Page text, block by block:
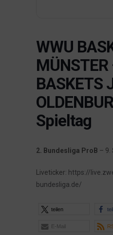
WWU
MÜNSTER
BASKETS
Spieltag
2. Bundesliga ProB – 9.
Liveticker: https://
bundesliga.de/
teilen
E-Mail